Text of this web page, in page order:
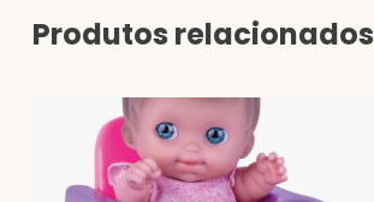
Produtos relacionados